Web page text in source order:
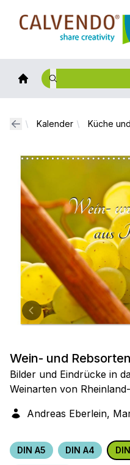
Calvendo
Kalender Küche
Wein- und
Bilder und Eindrücke in
Weinarten von
Andreas Eberlein,
DIN A5 DIN A4